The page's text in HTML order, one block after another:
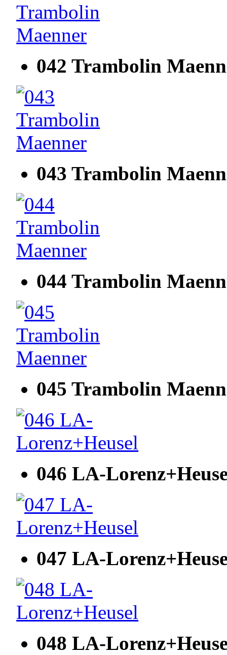
042 Trambolin
043 Trambolin
044 Trambolin
045 Trambolin
046 LA-
047 LA-
048 LA-